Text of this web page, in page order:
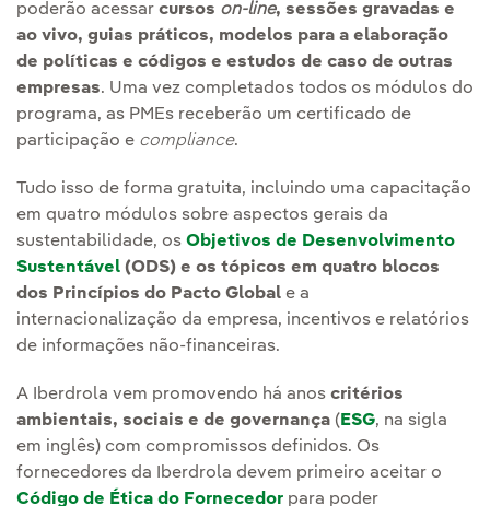
poderão acessar cursos on-line, sessões gravadas e
ao vivo, guias práticos, modelos para a elaboração
de políticas e códigos e estudos de caso de outras
empresas. Uma vez completados todos os módulos do
programa, as PMEs receberão um certificado de
participação e compliance.
Tudo isso de forma gratuita, incluindo uma capacitação
em quatro módulos sobre aspectos gerais da
sustentabilidade, os Objetivos de Desenvolvimento
Sustentável (ODS) e os tópicos em quatro blocos
dos Princípios do Pacto Global e a
internacionalização da empresa, incentivos e relatórios
de informações não-financeiras.
A Iberdrola vem promovendo há anos critérios
ambientais, sociais e de governança ( ESG, na sigla
em inglês) com compromissos definidos. Os
fornecedores da Iberdrola devem primeiro aceitar o
Código de Ética do Fornecedor para poder